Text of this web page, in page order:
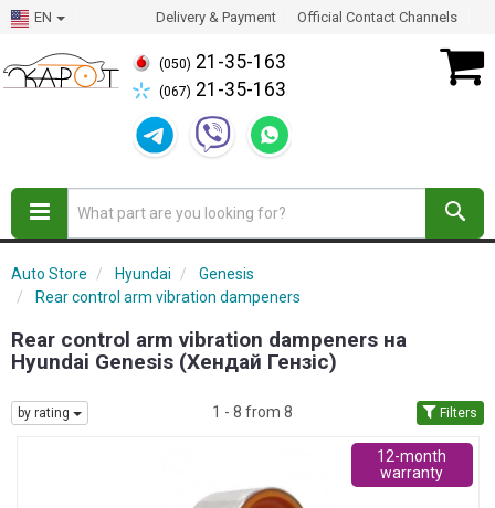
EN Delivery & Payment Official Contact Channels
(050) 21-35-163
(067) 21-35-163
Auto Store Hyundai
Genesis
Rear control arm vibration dampeners
Rear control arm vibration dampeners на
Hyundai Genesis (Хендай Гензіс)
by rating 1 - 8 from 8 Filters
12-month
warranty